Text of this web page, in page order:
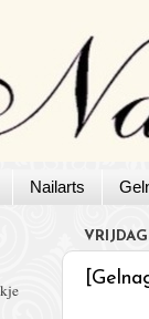
Nailarts